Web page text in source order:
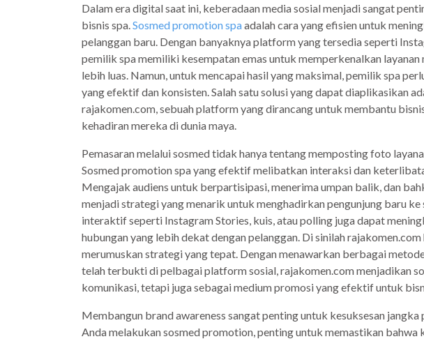
Dalam era digital saat ini, keberadaan media sosial menjadi sangat
bisnis spa.Sosmed promotion spaadalah cara yang efisien untuk
pelanggan baru. Dengan banyaknya platform yang tersedia seperti
pemilik spa memiliki kesempatan emas untuk memperkenalkan layanan
lebih luas. Namun, untuk mencapai hasil yang maksimal, pemilik spa
yang efektif dan konsisten. Salah satu solusi yang dapat diaplikasikan
rajakomen.com, sebuah platform yang dirancang untuk membantu
kehadiran mereka di dunia maya.
Pemasaran melalui sosmed tidak hanya tentang memposting foto
Sosmed promotion spa yang efektif melibatkan interaksi dan
Mengajak audiens untuk berpartisipasi, menerima umpan balik, dan
menjadi strategi yang menarik untuk menghadirkan pengunjung baru
interaktif seperti Instagram Stories, kuis, atau polling juga dapat
hubungan yang lebih dekat dengan pelanggan. Di sinilah
merumuskan strategi yang tepat. Dengan menawarkan berbagai
telah terbukti di pelbagai platform sosial, rajakomen.com menjadikan
komunikasi, tetapi juga sebagai medium promosi yang efektif untuk
Membangun brand awareness sangat penting untuk kesuksesan jangka
Anda melakukan sosmed promotion, penting untuk memastikan bahwa